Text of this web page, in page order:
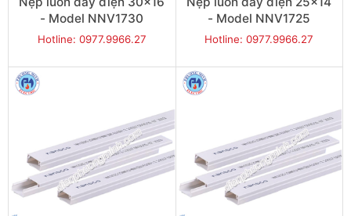
- Model NNV1730
Hotline: 0977.9966.27
- Model NNV1725
Hotline: 0977.9966.27